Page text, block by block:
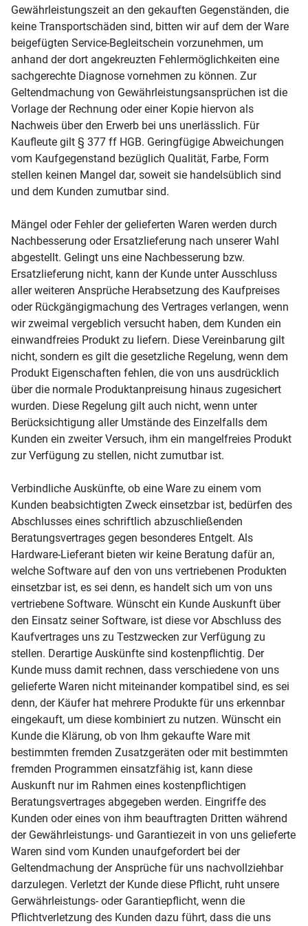
Gewährleistungszeit an den gekauften Gegenständen, die
keine Transportschäden sind, bitten wir auf dem der Ware
beigefügten Service-Begleitschein vorzunehmen, um
anhand der dort angekreuzten Fehlermöglichkeiten eine
sachgerechte Diagnose vornehmen zu können. Zur
Geltendmachung von Gewährleistungsansprüchen ist die
Vorlage der Rechnung oder einer Kopie hiervon als
Nachweis über den Erwerb bei uns unerlässlich. Für
Kaufleute gilt § 377 ff HGB. Geringfügige Abweichungen
vom Kaufgegenstand bezüglich Qualität, Farbe, Form
stellen keinen Mangel dar, soweit sie handelsüblich sind
und dem Kunden zumutbar sind.
Mängel oder Fehler der gelieferten Waren werden durch
Nachbesserung oder Ersatzlieferung nach unserer Wahl
abgestellt. Gelingt uns eine Nachbesserung bzw.
Ersatzlieferung nicht, kann der Kunde unter Ausschluss
aller weiteren Ansprüche Herabsetzung des Kaufpreises
oder Rückgängigmachung des Vertrages verlangen, wenn
wir zweimal vergeblich versucht haben, dem Kunden ein
einwandfreies Produkt zu liefern. Diese Vereinbarung gilt
nicht, sondern es gilt die gesetzliche Regelung, wenn dem
Produkt Eigenschaften fehlen, die von uns ausdrücklich
über die normale Produktanpreisung hinaus zugesichert
wurden. Diese Regelung gilt auch nicht, wenn unter
Berücksichtigung aller Umstände des Einzelfalls dem
Kunden ein zweiter Versuch, ihm ein mangelfreies Produkt
zur Verfügung zu stellen, nicht zumutbar ist.
Verbindliche Auskünfte, ob eine Ware zu einem vom
Kunden beabsichtigten Zweck einsetzbar ist, bedürfen des
Abschlusses eines schriftlich abzuschließenden
Beratungsvertrages gegen besonderes Entgelt. Als
Hardware-Lieferant bieten wir keine Beratung dafür an,
welche Software auf den von uns vertriebenen Produkten
einsetzbar ist, es sei denn, es handelt sich um von uns
vertriebene Software. Wünscht ein Kunde Auskunft über
den Einsatz seiner Software, ist diese vor Abschluss des
Kaufvertrages uns zu Testzwecken zur Verfügung zu
stellen. Derartige Auskünfte sind kostenpflichtig. Der
Kunde muss damit rechnen, dass verschiedene von uns
gelieferte Waren nicht miteinander kompatibel sind, es sei
denn, der Käufer hat mehrere Produkte für uns erkennbar
eingekauft, um diese kombiniert zu nutzen. Wünscht ein
Kunde die Klärung, ob von Ihm gekaufte Ware mit
bestimmten fremden Zusatzgeräten oder mit bestimmten
fremden Programmen einsatzfähig ist, kann diese
Auskunft nur im Rahmen eines kostenpflichtigen
Beratungsvertrages abgegeben werden. Eingriffe des
Kunden oder eines von ihm beauftragten Dritten während
der Gewährleistungs- und Garantiezeit in von uns gelieferte
Waren sind vom Kunden unaufgefordert bei der
Geltendmachung der Ansprüche für uns nachvollziehbar
darzulegen. Verletzt der Kunde diese Pflicht, ruht unsere
Gerwährleistungs- oder Garantiepflicht, wenn die
Pflichtverletzung des Kunden dazu führt, dass die uns